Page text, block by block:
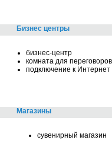
Бизнес центры
бизнес-центр
комната для переговоров
подключение к Интернет
Магазины
сувенирный магазин